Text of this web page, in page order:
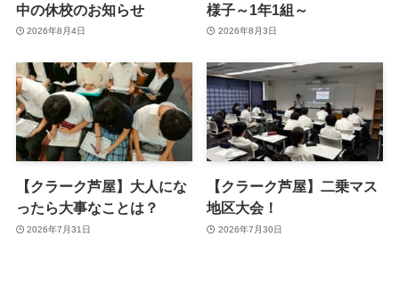
中の休校のお知らせ
2026年8月4日
様子～1年1組～
2026年8月3日
【クラーク芦屋】大人にな
ったら大事なことは？
2026年7月31日
【クラーク芦屋】二乗マス
地区大会！
2026年7月30日